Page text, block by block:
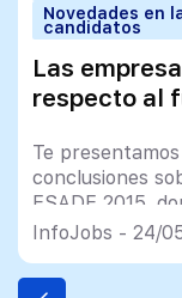
Novedades en
candidatos
Las
respecto al
Te
conclusiones
ESADE 2015,
actual del
InfoJobs - 24/